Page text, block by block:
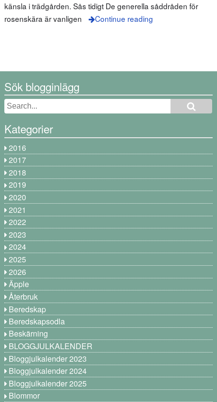
känsla i trädgården. Sås tidigt De generella såddråden för
rosenskära är vanligen
Continue reading
Sök blogginlägg
Kategorier
2016
2017
2018
2019
2020
2021
2022
2023
2024
2025
2026
Äpple
Återbruk
Beredskap
Beredskapsodla
Beskärning
BLOGGJULKALENDER
Bloggjulkalender 2023
Bloggjulkalender 2024
Bloggjulkalender 2025
Blommor